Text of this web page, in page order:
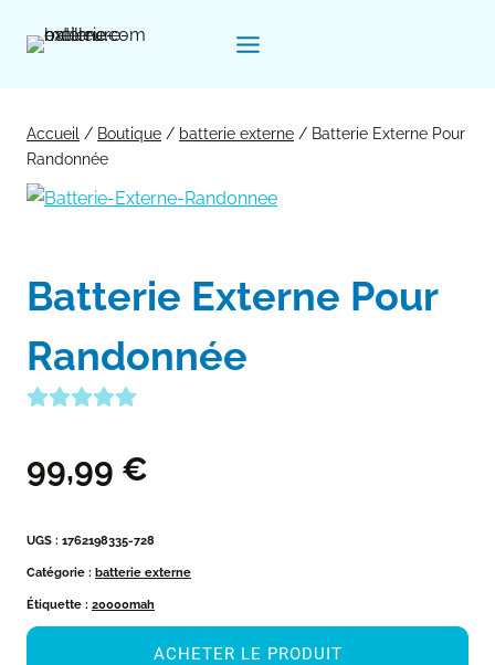
Accueil / Boutique / batterie externe / Batterie Externe Pour
Randonnée
Batterie Externe Pour
Randonnée
99,99 €
UGS : 1762198335-728
Catégorie : batterie externe
Étiquette : 20000mah
ACHETER LE PRODUIT